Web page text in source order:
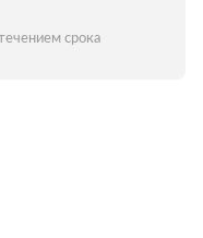
срока